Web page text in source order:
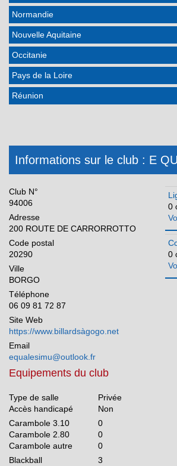
Normandie
Nouvelle Aquitaine
Occitanie
Pays de la Loire
Réunion
Informations sur le club : E
Club N°
94006
Adresse
200 ROUTE DE CARRORROTTO
Code postal
20290
Ville
BORGO
Téléphone
06 09 81 72 87
Site Web
https://www.billardsàgogo.net
Email
equalesimu@outlook.fr
0
0
Equipements du club
Type de salle
Privée
Accès handicapé
Non
Carambole 3.10
0
Carambole 2.80
0
Carambole autre
0
Blackball
3